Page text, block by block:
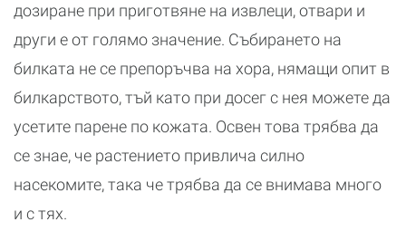
дозиране при приготвяне на извлеци, отвари и
други е от голямо значение. Събирането на
билката не се препоръчва на хора, нямащи опит в
билкарството, тъй като при досег с нея можете да
усетите парене по кожата. Освен това трябва да
се знае, че растението привлича силно
насекомите, така че трябва да се внимава много
и с тях.